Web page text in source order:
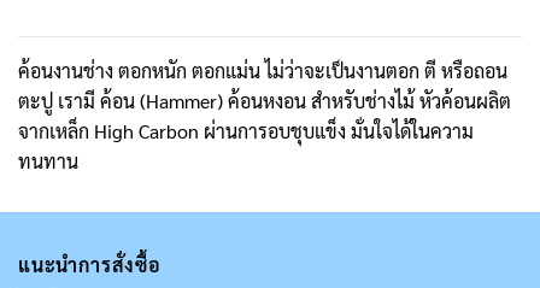
ค้อนงานช่าง ตอกหนัก ตอกแม่น ไม่ว่าจะเป็นงานตอก ตี หรือถอน
ตะปู เรามี ค้อน (Hammer) ค้อนหงอน สำหรับช่างไม้ หัวค้อนผลิต
จากเหล็ก High Carbon ผ่านการอบชุบแข็ง มั่นใจได้ในความ
ทนทาน
แนะนำการสั่งซื้อ